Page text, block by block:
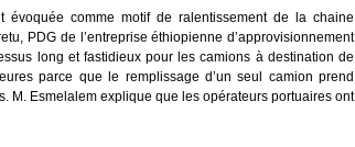
comme motif de ralentissement de la chaine
PDG de l’entreprise éthiopienne d’approvisionnement
long et fastidieux pour les camions à destination de
parce que le remplissage d’un seul camion prend
M. Esmelalem explique que les opérateurs portuaires ont